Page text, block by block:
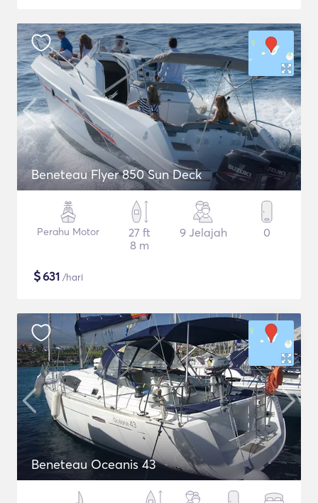
Beneteau Flyer 850 Sun Deck
Perahu Motor
27 ft
8 m
9 Jelajah 0
$631 /hari
Beneteau Oceanis 43